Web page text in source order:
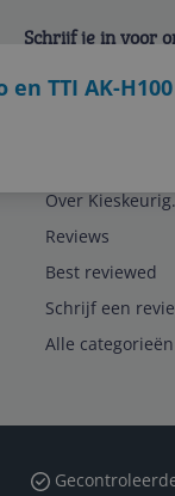
en TTI AK-
Schrijf je in voor
Over
Reviews
Best reviewed
Schrijf een
Alle categorieën